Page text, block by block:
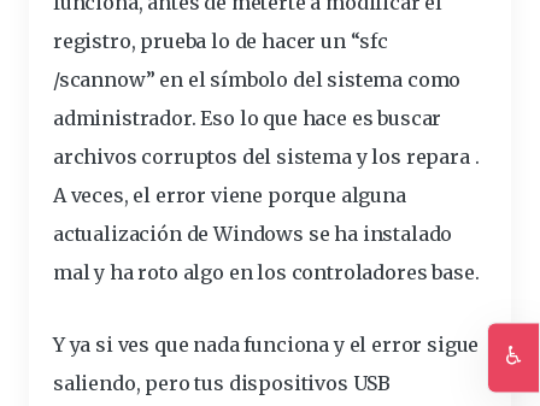
registro, prueba lo de hacer un “sfc
/scannow” en el símbolo del sistema como
administrador. Eso lo que hace es buscar
archivos corruptos del sistema y los repara .
A veces, el error viene porque alguna
actualización de Windows se ha instalado
mal y ha roto algo en los controladores base.
Y ya si ves que nada funciona y el error sigue
saliendo, pero tus dispositivos USB
♿